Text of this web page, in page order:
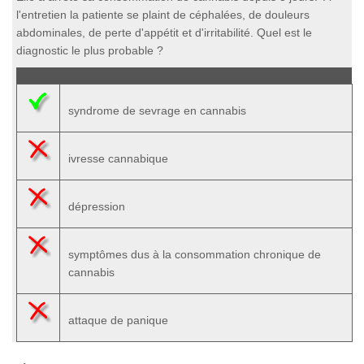
l'entretien la patiente se plaint de céphalées, de douleurs
abdominales, de perte d'appétit et d'irritabilité. Quel est le
diagnostic le plus probable ?
syndrome de sevrage en cannabis
ivresse cannabique
dépression
symptômes dus à la consommation chronique de
cannabis
attaque de panique